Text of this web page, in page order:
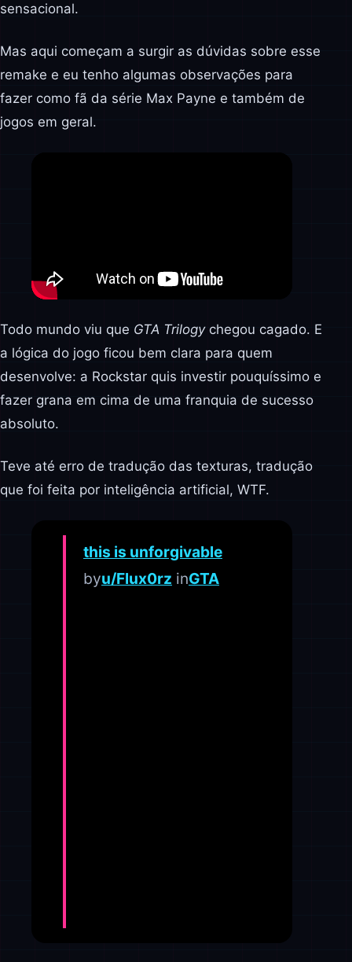
sensacional.
Mas aqui começam a surgir as dúvidas sobre esse
remake e eu tenho algumas observações para
fazer como fã da série Max Payne e também de
jogos em geral.
Todo mundo viu que GTA Trilogychegou cagado. E
a lógica do jogo ficou bem clara para quem
desenvolve: a Rockstar quis investir pouquíssimo e
fazer grana em cima de uma franquia de sucesso
absoluto.
Teve até erro de tradução das texturas, tradução
que foi feita por inteligência artificial, WTF.
this is unforgivable
byu/Flux0rz inGTA